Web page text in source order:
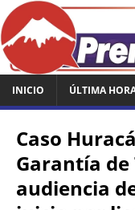
INICIO ÚLTIMA
Caso
Garantía
audiencia